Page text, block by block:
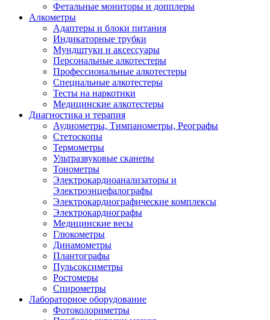
Фетальные мониторы и допплеры
Алкометры
Адаптеры и блоки питания
Индикаторные трубки
Мундштуки и аксессуары
Персональные алкотестеры
Профессиональные алкотестеры
Специальные алкотестеры
Тесты на наркотики
Медицинские алкотестеры
Диагностика и терапия
Аудиометры, Тимпанометры, Реографы
Стетоскопы
Термометры
Ультразвуковые сканеры
Тонометры
Электрокардиоанализаторы и
Электроэнцефалографы
Электрокардиографические комплексы
Электрокардиографы
Медицинские весы
Глюкометры
Динамометры
Плантографы
Пульсоксиметры
Ростомеры
Спирометры
Лабораторное оборудование
Фотоколориметры